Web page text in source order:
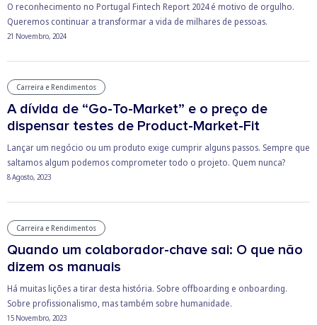
O reconhecimento no Portugal Fintech Report 2024 é motivo de orgulho.
Queremos continuar a transformar a vida de milhares de pessoas.
21 Novembro, 2024
Carreira e Rendimentos
A dívida de “Go-To-Market” e o preço de
dispensar testes de Product-Market-Fit
Lançar um negócio ou um produto exige cumprir alguns passos. Sempre que
saltamos algum podemos comprometer todo o projeto. Quem nunca?
8 Agosto, 2023
Carreira e Rendimentos
Quando um colaborador-chave sai: O que não
dizem os manuais
Há muitas lições a tirar desta história. Sobre offboarding e onboarding.
Sobre profissionalismo, mas também sobre humanidade.
15 Novembro, 2023